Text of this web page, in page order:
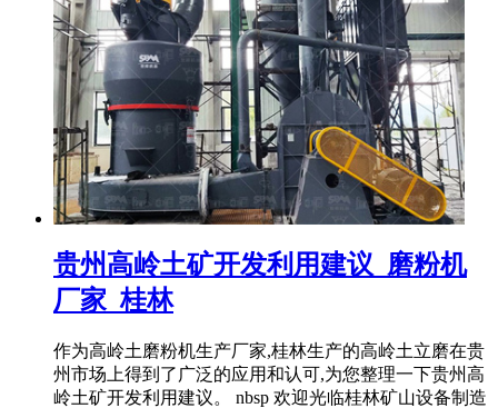
贵州高岭土矿开发利用建议_磨粉机
厂家_桂林
作为高岭土磨粉机生产厂家,桂林生产的高岭土立磨在贵
州市场上得到了广泛的应用和认可,为您整理一下贵州高
岭土矿开发利用建议。 nbsp 欢迎光临桂林矿山设备制造